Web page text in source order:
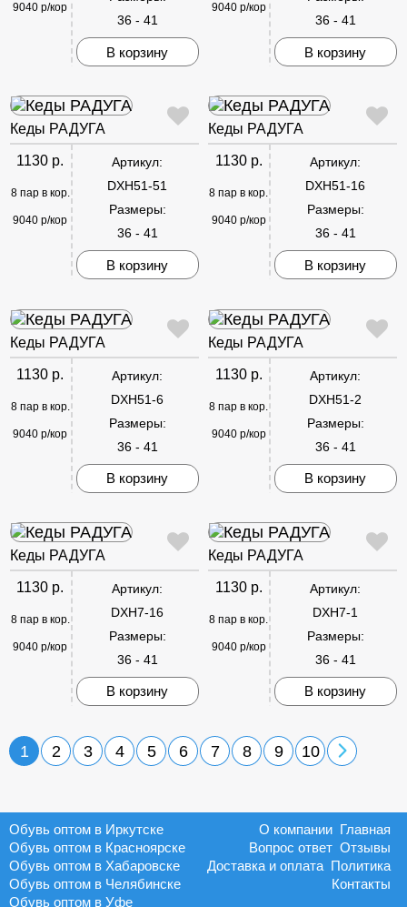
9040 р/кор
36 - 41
В корзину
9040 р/кор
36 - 41
В корзину
Кеды РАДУГА
1130 р.
8 пар в кор.
9040 р/кор
Артикул:
DXH51-51
Размеры:
36 - 41
В корзину
Кеды РАДУГА
1130 р.
8 пар в кор.
9040 р/кор
Артикул:
DXH51-16
Размеры:
36 - 41
В корзину
Кеды РАДУГА
1130 р.
8 пар в кор.
9040 р/кор
Артикул:
DXH51-6
Размеры:
36 - 41
В корзину
Кеды РАДУГА
1130 р.
8 пар в кор.
9040 р/кор
Артикул:
DXH51-2
Размеры:
36 - 41
В корзину
Кеды РАДУГА
1130 р.
8 пар в кор.
9040 р/кор
Артикул:
DXH7-16
Размеры:
36 - 41
В корзину
Кеды РАДУГА
1130 р.
8 пар в кор.
9040 р/кор
Артикул:
DXH7-1
Размеры:
36 - 41
В корзину
1 2 3 4 5 6 7 8 9 10
Обувь оптом в Иркутске
Обувь оптом в Красноярске
Обувь оптом в Хабаровске
Обувь оптом в Челябинске
Обувь оптом в Уфе
Главная
О компании
Отзывы
Вопрос ответ
Политика
Доставка и оплата
Контакты